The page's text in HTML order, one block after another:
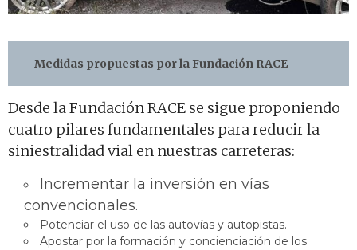
Medidas propuestas por la Fundación RACE
Desde la Fundación RACE se sigue proponiendo
cuatro pilares fundamentales para reducir la
siniestralidad vial en nuestras carreteras:
Incrementar la inversión en vías
convencionales.
Potenciar el uso de las autovías y autopistas.
Apostar por la formación y concienciación de los